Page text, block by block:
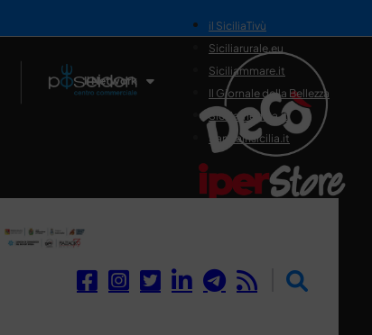
Il Network
il SiciliaTivù
Siciliarurale.eu
Siciliammare.it
Il Giornale della Bellezza
Siciliamedica.it
Sanitainsicilia.it